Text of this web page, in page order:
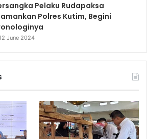
Pelaku Rudapaksa
Polres Kutim, Begini
June 2024